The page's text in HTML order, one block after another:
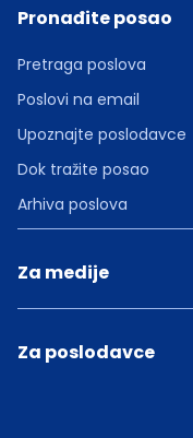
Pronađite posao
Pretraga poslova
Poslovi na email
Upoznajte poslodavce
Dok tražite posao
Arhiva poslova
Za medije
Za poslodavce